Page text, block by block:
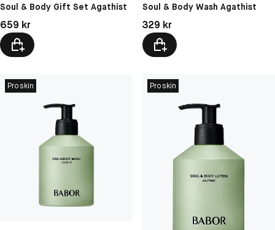
Soul & Body Gift Set Agathist
Pris: 659 kr
659 kr
Soul & Body Wash Agathist
Pris: 329 kr
329 kr
Proskin Proskin